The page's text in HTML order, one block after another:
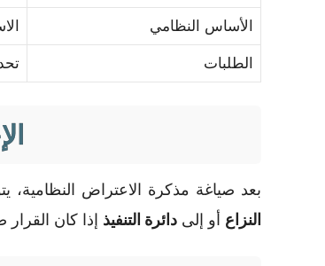
الأساس النظامي
الطلبات
بعد صياغة مذكرة الاعتراض النظامية،
النزاع أو إلى دائرة التنفيذ إذا كان